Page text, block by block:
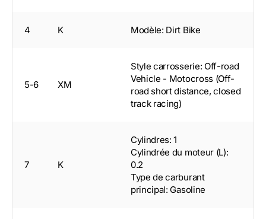
4 K Modèle: Dirt Bike
5-6 XM
Style carrosserie: Off-road
Vehicle - Motocross (Off-
road short distance, closed
track racing)
7 K
Cylindres: 1
Cylindrée du moteur (L):
0.2
Type de carburant
principal: Gasoline